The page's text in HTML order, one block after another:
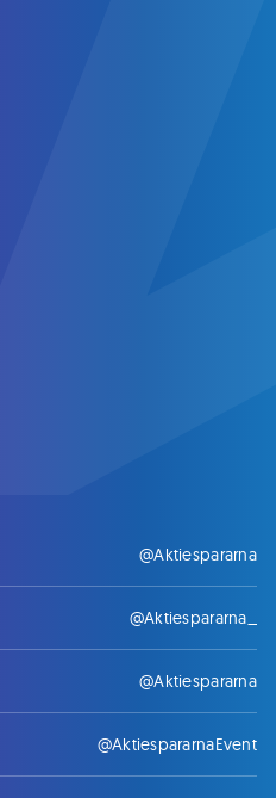
@Aktiespararna
@Aktiespararna_
@Aktiespararna
@AktiespararnaEvent